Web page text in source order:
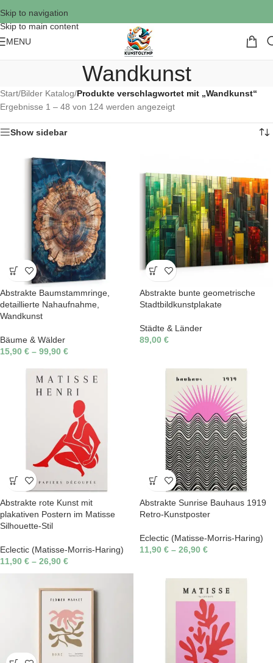
Skip to navigation
Skip to main content
MENU
Wandkunst
Start/Bilder Katalog/Produkte verschlagwortet mit „Wandkunst“
Ergebnisse 1 – 48 von 124 werden angezeigt
Show sidebar
Abstrakte Baumstammringe,
detaillierte Nahaufnahme,
Wandkunst
Bäume & Wälder
15,90 € – 99,90 €
Abstrakte bunte geometrische
Stadtbildkunstplakate
Städte & Länder
89,00 €
Abstrakte rote Kunst mit
plakativen Postern im Matisse
Silhouette-Stil
Eclectic (Matisse-Morris-Haring)
11,90 € – 26,90 €
Abstrakte Sunrise Bauhaus 1919
Retro-Kunstposter
Eclectic (Matisse-Morris-Haring)
11,90 € – 26,90 €